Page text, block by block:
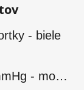
- biele
Kompresné podkolienky 18-22 mmHg - modré